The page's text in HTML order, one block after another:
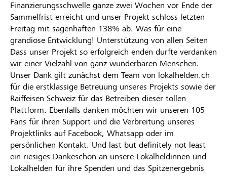
Finanzierungsschwelle ganze zwei Wochen vor Ende der
Sammelfrist erreicht und unser Projekt schloss letzten
Freitag mit sagenhaften 138% ab. Was für eine
grandiose Entwicklung! Unterstützung von allen Seiten
Dass unser Projekt so erfolgreich enden durfte verdanken
wir einer Vielzahl von ganz wunderbaren Menschen.
Unser Dank gilt zunächst dem Team von lokalhelden.ch
für die erstklassige Betreuung unseres Projekts sowie der
Raiffeisen Schweiz für das Betreiben dieser tollen
Plattform. Ebenfalls danken möchten wir unseren 105
Fans für ihren Support und die Verbreitung unseres
Projektlinks auf Facebook, Whatsapp oder im
persönlichen Kontakt. Und last but definitely not least
ein riesiges Dankeschön an unsere Lokalheldinnen und
Lokalhelden für ihre Spenden und das Spitzenergebnis